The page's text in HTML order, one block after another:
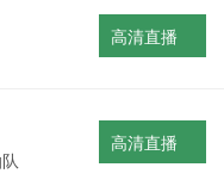
高清直播
高清直播